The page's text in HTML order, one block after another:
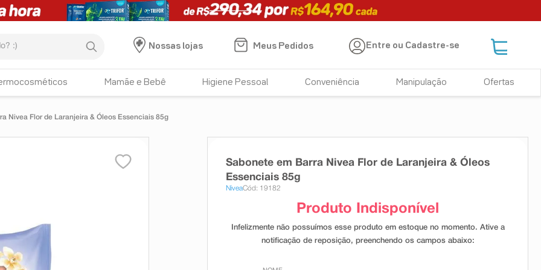
Nossas lojas
Meus Pedidos Entre ou Cadastre-se
Mamãe e Bebê Higiene Pessoal Conveniência Manipulação Ofertas
Nivea Flor de Laranjeira & Óleos Essenciais 85g
Sabonete em Barra Nivea Flor de Laranjeira & Óleos
Essenciais 85g
NiveaCód: 19182